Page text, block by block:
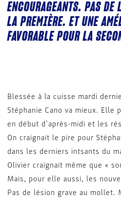
ENCOURAGEANTS. PAS DE
LA PREMIÈRE. ET UNE
FAVORABLE POUR LA
Blessée à la cuisse mardi
Stéphanie Cano va mieux. Elle
en début d’après-midi et les
On craignait le pire pour
dans les derniers intsants du
Olivier craignait même que «
Mais, pour elle aussi, les
Pas de lésion grave au mollet.